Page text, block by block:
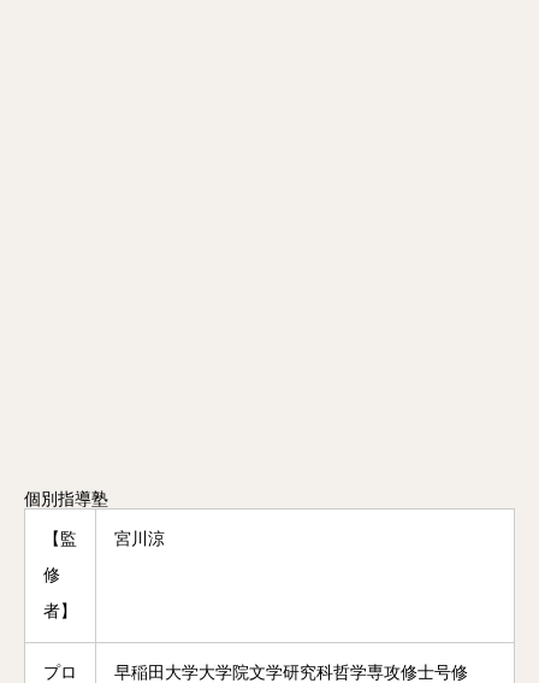
個別指導塾
【監
修
者】
宮川涼
プロ
早稲田大学大学院文学研究科哲学専攻修士号修